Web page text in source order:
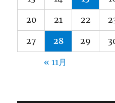
20 21 22
27 28 29
« 11月